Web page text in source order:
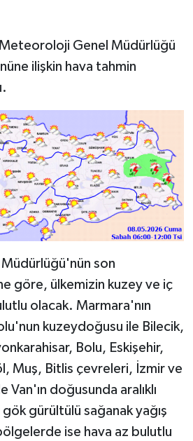
Meteoroloji Genel Müdürlüğü
ilişkin hava tahmin
son
göre, ülkemizin kuzey ve iç
olacak. Marmara'nın
kuzeydoğusu ile Bilecik,
Bolu, Eskişehir,
Muş, Bitlis çevreleri, İzmir ve
Van'ın doğusunda aralıklı
gürültülü sağanak yağış
ise hava az bulutlu